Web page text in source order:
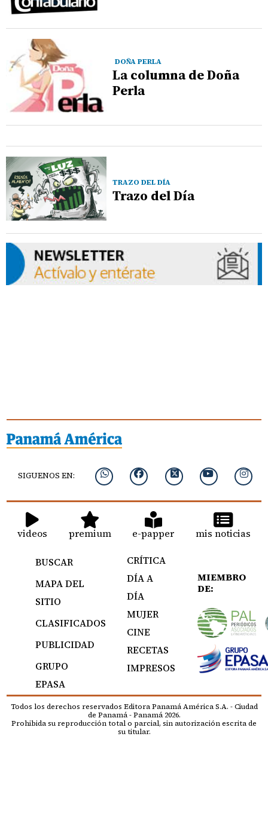
DOÑA PERLA
La columna de Doña
Perla
TRAZO DEL DÍA
Trazo del Día
SIGUENOS EN:
videos premium e-papper mis noticias
BUSCAR
MAPA DEL
SITIO
CLASIFICADOS
PUBLICIDAD
GRUPO
EPASA
CRÍTICA
DÍA A
DÍA
MUJER
CINE
RECETAS
IMPRESOS
MIEMBRO
DE:
Todos los derechos reservados Editora Panamá América S.A. - Ciudad
de Panamá - Panamá 2026.
Prohibida su reproducción total o parcial, sin autorización escrita de
su titular.